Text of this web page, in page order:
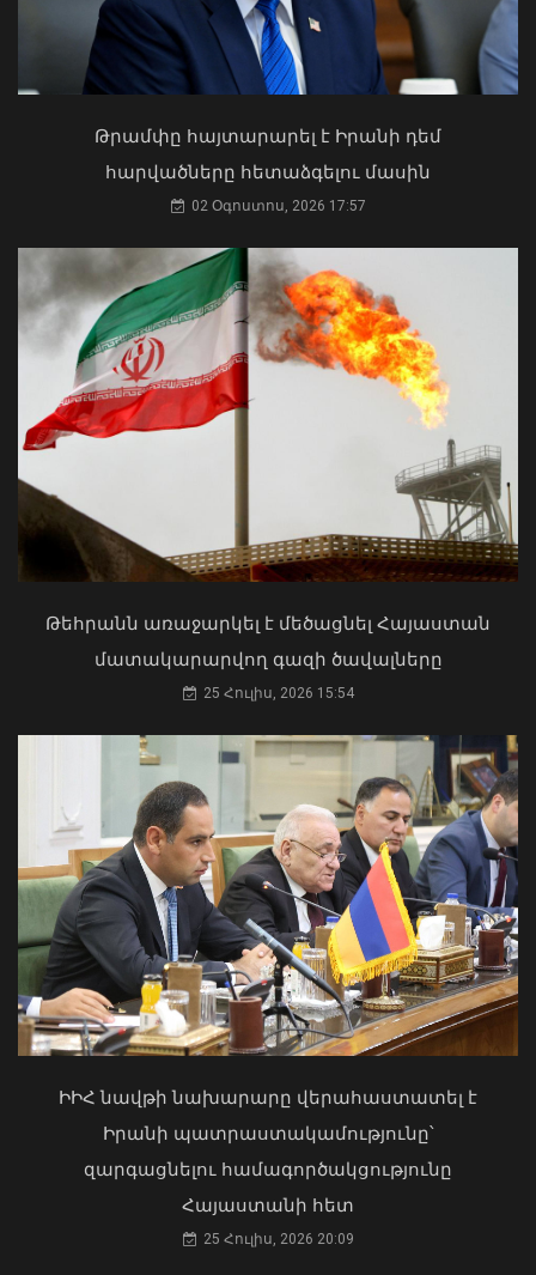
Գեղարքունիքի մարզում բախվել են
«Jeep»-ն ու «Ford»-ը. կա 4 վիրավոր
05 Օգոստոս, 2026 22:23
Բուլղարիայի ԱԳՆ-ն շնորհավորել է
Արարատ Միրզոյանին
05 Օգոստոս, 2026 22:13
քննարկել են ԹՐԻՓՓ նախագիծը և
դրա իրականացման կարևորությունը
Ի՞նչ ուղերձ էր ոտքի չկանգնելը.
Աղաջանյանը` ընդդիմությանը
ՀՀ երկաթուղին ազգային
ռազմավարական սեփականություն է
և պետք է կառավարվի ՀՀ
Բաբաջանյան
31 Հուլիս, 2026 12:08
Երևանի Կենտրոնում պետության
սեփականության իրավունքն է
տարածքի և հողամասի նկատմամբ
31 Հուլիս, 2026 15:26
Թրամփը հայտարարել է Իրանի դեմ
հարվածները հետաձգելու մասին
02 Օգոստոս, 2026 17:57
Թեհրանն առաջարկել է մեծացնել Հայաստան
մատակարարվող գազի ծավալները
25 Հուլիս, 2026 15:54
ԻԻՀ նավթի նախարարը վերահաստատել է
Իրանի պատրաստակամությունը՝
զարգացնելու համագործակցությունը
Հայաստանի հետ
25 Հուլիս, 2026 20:09